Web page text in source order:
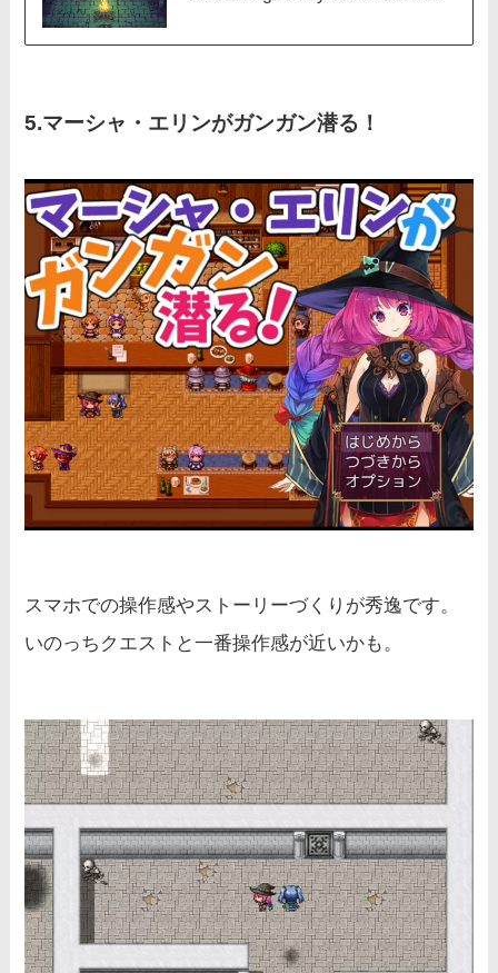
5.マーシャ・エリンがガンガン潜る！
スマホでの操作感やストーリーづくりが秀逸です。
いのっちクエストと一番操作感が近いかも。